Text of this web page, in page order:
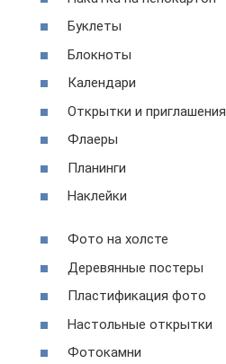
Буклеты
Блокноты
Календари
Открытки и приглашения
Флаеры
Планинги
Наклейки
Фото на холсте
Деревянные постеры
Пластификация фото
Настольные открытки
Фотокамни